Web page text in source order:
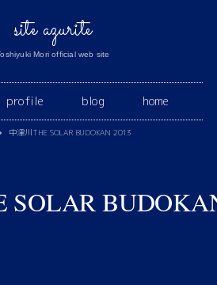
site azurite
Mori official web site
profile blog home
中津川THE SOLAR BUDOKAN 2013
SOLAR